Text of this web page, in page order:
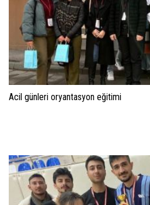
Acil günleri oryantasyon eğitimi